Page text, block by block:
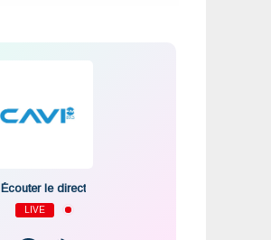
Écouter le direct
LIVE